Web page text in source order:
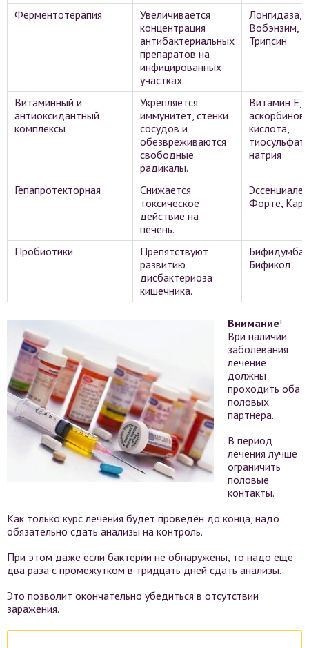
Ферментотерапия
Увеличивается
концентрация
антибактериальных
препаратов на
инфицированных
участках.
Лонгидаза,
Вобэнзим,
Трипсин
Витаминный и
антиоксидантный
комплексы
Укрепляется
иммунитет, стенки
сосудов и
обезвреживаются
свободные
радикалы.
Витамин Е,
кислота,
тиосульфат
натрия
Гепапротекторная
Снижается
токсическое
действие на
печень.
Эссенциале
Форте,
Пробиотики
Препятствуют
развитию
дисбактериоза
кишечника.
Бификол
Внимание!
Ври наличии
заболевания
лечение
должны
проходить оба
половых
партнёра.
В период
лечения лучше
ограничить
половые
контакты.
Как только курс лечения будет проведён до конца, надо
обязательно сдать анализы на контроль.
При этом даже если бактерии не обнаружены, то надо еще
два раза с промежутком в тридцать дней сдать анализы.
Это позволит окончательно убедиться в отсутствии
заражения.